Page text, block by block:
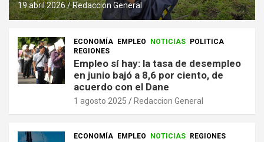
19 abril 2026 Redaccion General
ECONOMÍA EMPLEO NOTICIAS
POLITICA
REGIONES
Empleo sí hay: la tasa de desempleo
en junio bajó a 8,6 por ciento, de
acuerdo con el Dane
1 agosto 2025 Redaccion General
ECONOMÍA EMPLEO NOTICIAS REGIONES